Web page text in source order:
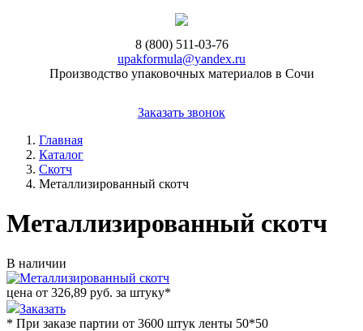
8 (800) 511-03-76
upakformula@yandex.ru
Производство упаковочных материалов в Сочи
Заказать звонок
Главная
Каталог
Скотч
Металлизированный скотч
Металлизированный скотч
В наличии
цена от 326,89 руб. за штуку*
Заказать
* При заказе партии от 3600 штук ленты 50*50